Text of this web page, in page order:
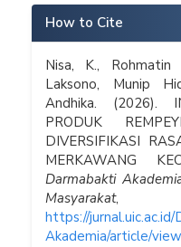
Article
Details
How to Cite
Nisa, K.,
Laksono, Munip
Andhika. (2026).
PRODUK
DIVERSIFIKASI
MERKAWANG
Darmabakti
Masyarakat
https://
Akademia/article/